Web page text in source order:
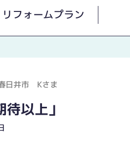
リフォームプラン
日井市 Kさま
以上」